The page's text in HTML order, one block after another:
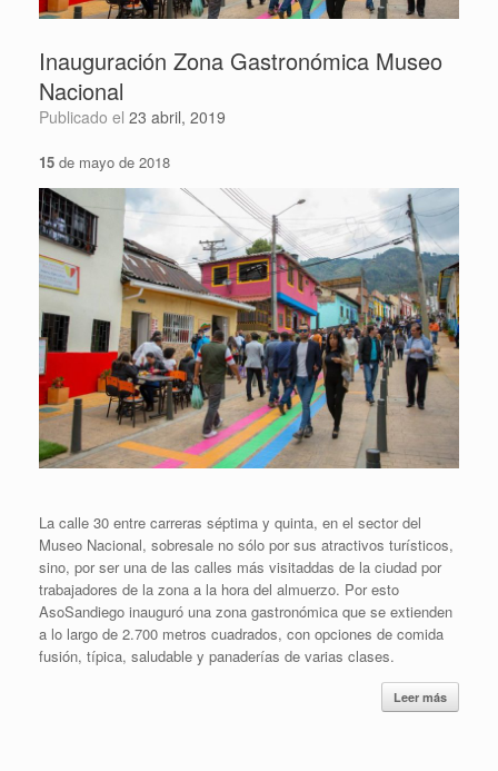
Inauguración Zona Gastronómica Museo
Nacional
Publicado el 23 abril, 2019
15 de mayo de 2018
La calle 30 entre carreras séptima y quinta, en el sector del
Museo Nacional, sobresale no sólo por sus atractivos turísticos,
sino, por ser una de las calles más visitaddas de la ciudad por
trabajadores de la zona a la hora del almuerzo. Por esto
AsoSandiego inauguró una zona gastronómica que se extienden
a lo largo de 2.700 metros cuadrados, con opciones de comida
fusión, típica, saludable y panaderías de varias clases.
Leer más